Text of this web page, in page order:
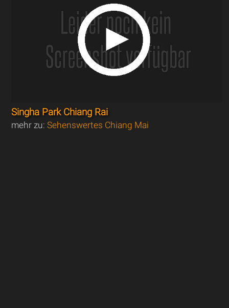
Singha Park Chiang Rai
mehr zu:Sehenswertes Chiang Mai